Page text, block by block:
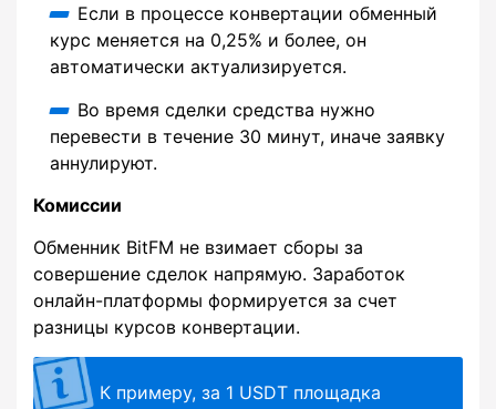
Если в процессе конвертации обменный
курс меняется на 0,25% и более, он
автоматически актуализируется.
Во время сделки средства нужно
перевести в течение 30 минут, иначе заявку
аннулируют.
Комиссии
Обменник BitFM не взимает сборы за
совершение сделок напрямую. Заработок
онлайн-платформы формируется за счет
разницы курсов конвертации.
К примеру, за 1 USDT площадка